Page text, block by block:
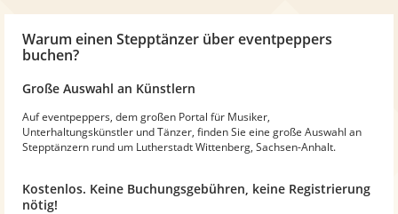
Warum einen Stepptänzer über eventpeppers
buchen?
Große Auswahl an Künstlern
Auf eventpeppers, dem großen Portal für Musiker,
Unterhaltungskünstler und Tänzer, finden Sie eine große Auswahl an
Stepptänzern rund um Lutherstadt Wittenberg, Sachsen-Anhalt.
Kostenlos. Keine Buchungsgebühren, keine Registrierung
nötig!